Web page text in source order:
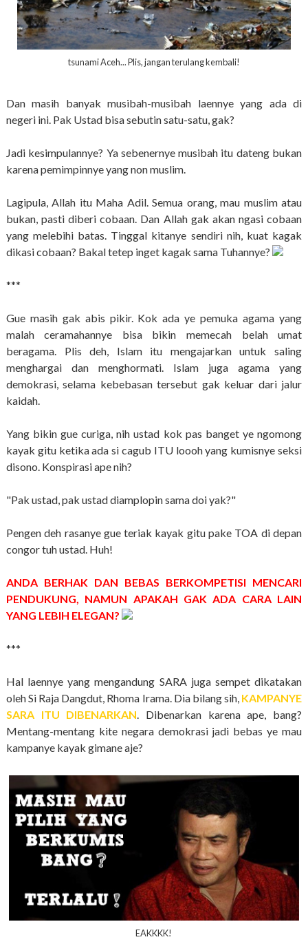
tsunami Aceh... Plis, jangan terulang kembali!
Dan masih banyak musibah-musibah laennye yang ada di
negeri ini. Pak Ustad bisa sebutin satu-satu, gak?
Jadi kesimpulannye? Ya sebenernye musibah itu dateng bukan
karena pemimpinnye yang non muslim.
Lagipula, Allah itu Maha Adil. Semua orang, mau muslim atau
bukan, pasti diberi cobaan. Dan Allah gak akan ngasi cobaan
yang melebihi batas. Tinggal kitanye sendiri nih, kuat kagak
dikasi cobaan? Bakal tetep inget kagak sama Tuhannye?
***
Gue masih gak abis pikir. Kok ada ye pemuka agama yang
malah ceramahannye bisa bikin memecah belah umat
beragama. Plis deh, Islam itu mengajarkan untuk saling
menghargai dan menghormati. Islam juga agama yang
demokrasi, selama kebebasan tersebut gak keluar dari jalur
kaidah.
Yang bikin gue curiga, nih ustad kok pas banget ye ngomong
kayak gitu ketika ada si cagub ITU loooh yang kumisnye seksi
disono. Konspirasi ape nih?
"Pak ustad, pak ustad diamplopin sama doi yak?"
Pengen deh rasanye gue teriak kayak gitu pake TOA di depan
congor tuh ustad. Huh!
ANDA BERHAK DAN BEBAS BERKOMPETISI MENCARI
PENDUKUNG, NAMUN APAKAH GAK ADA CARA LAIN
YANG LEBIH ELEGAN?
***
Hal laennye yang mengandung SARA juga sempet dikatakan
oleh Si Raja Dangdut, Rhoma Irama. Dia bilang sih, KAMPANYE
SARA ITU DIBENARKAN. Dibenarkan karena ape, bang?
Mentang-mentang kite negara demokrasi jadi bebas ye mau
kampanye kayak gimane aje?
EAKKKK!